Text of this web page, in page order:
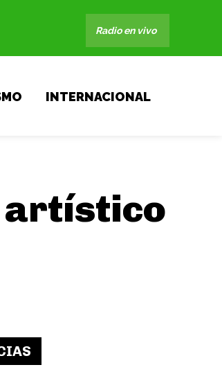
Radio en vivo
INTERNACIONAL
artístico